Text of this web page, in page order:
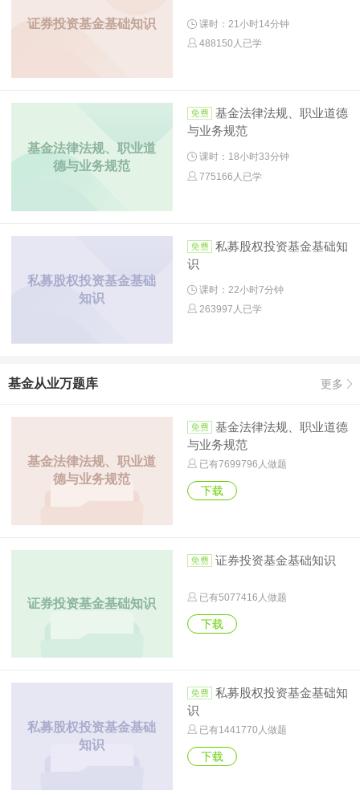
证券投资基金基础知识
课时：21小时14分钟
488150人已学
基金法律法规、职业道
德与业务规范
基金法律法规、职业道德
与业务规范
课时：18小时33分钟
775166人已学
私募股权投资基金基础
知识
私募股权投资基金基础知
识
课时：22小时7分钟
263997人已学
基金从业万题库 更多
基金法律法规、职业道
德与业务规范
基金法律法规、职业道德
与业务规范
已有7699796 人做题
下载
证券投资基金基础知识
证券投资基金基础知识
已有5077416 人做题
下载
私募股权投资基金基础
知识
私募股权投资基金基础知
识
已有1441770 人做题
下载